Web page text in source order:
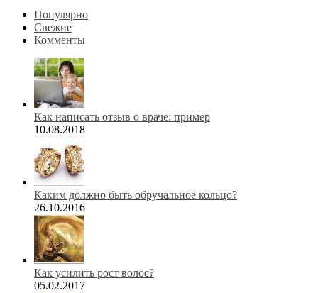
Популярно
Свежие
Комменты
Как написать отзыв о враче: пример
10.08.2018
Каким должно быть обручальное кольцо?
26.10.2016
Как усилить рост волос?
05.02.2017